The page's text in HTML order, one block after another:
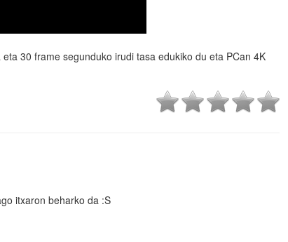
30 frame segunduko irudi tasa edukiko du eta PCan 4K
itxaron beharko da :S